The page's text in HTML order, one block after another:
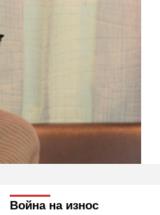
Война на износ